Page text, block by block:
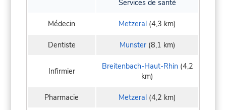
Services de santé
Médecin Metzeral (4,3 km)
Dentiste Munster(8,1 km)
Infirmier Breitenbach-Haut-Rhin(4,2
km)
Pharmacie Metzeral (4,2 km)